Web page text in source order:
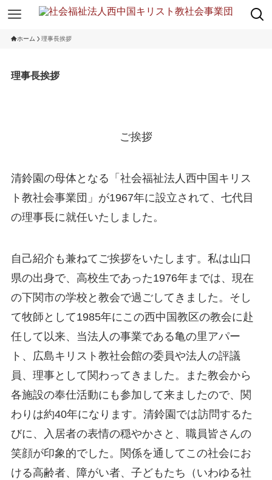
ホーム 理事長挨拶
理事長挨拶
ご挨拶
清鈴園の母体となる「社会福祉法人西中国キリス
ト教社会事業団」が1967年に設立されて、七代目
の理事長に就任いたしました。
自己紹介も兼ねてご挨拶をいたします。私は山口
県の出身で、高校生であった1976年までは、現在
の下関市の学校と教会で過ごしてきました。そし
て牧師として1985年にこの西中国教区の教会に赴
任して以来、当法人の事業である亀の里アパー
ト、広島キリスト教社会館の委員や法人の評議
員、理事として関わってきました。また教会から
各施設の奉仕活動にも参加して来ましたので、関
わりは約40年になります。清鈴園では訪問するた
びに、入居者の表情の穏やかさと、職員皆さんの
笑顔が印象的でした。関係を通してこの社会にお
ける高齢者、障がい者、子どもたち（いわゆる社